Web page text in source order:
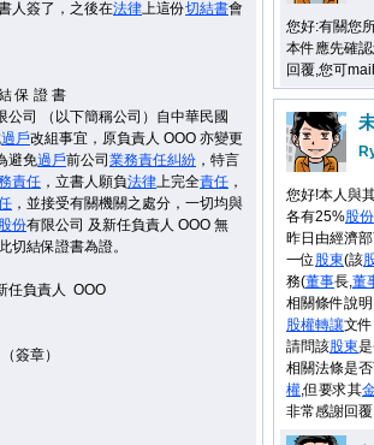
人簽了，之後在法律上這份切結書會
保 證 書
公司 （以下簡稱公司）自中華民國
過戶改組事宜，原負責人 OOO 亦變更
避免過戶前公司 業務責任糾紛 ，特言
責任 ，立書人願負法律上完全責任 ，
，並接受有關機關之處分，一切均與
股份有限公司 及新任負責人 OOO 無
切結保證書為證。
任負責人 OOO
章）
您好:有關您
本件應先確
回覆,您可
您好!本人與
各有25%股份
昨日由經濟
一位 股東(該
務(董事長,董
相關條件說
股權轉讓文
請問該股東
相關法條是
權,但要求其
非常感謝回